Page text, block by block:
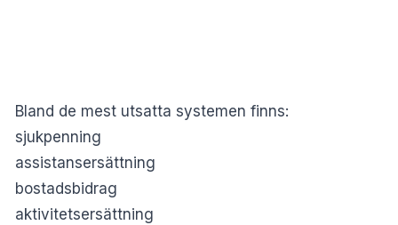
Bland de mest utsatta systemen finns:
sjukpenning
assistansersättning
bostadsbidrag
aktivitetsersättning